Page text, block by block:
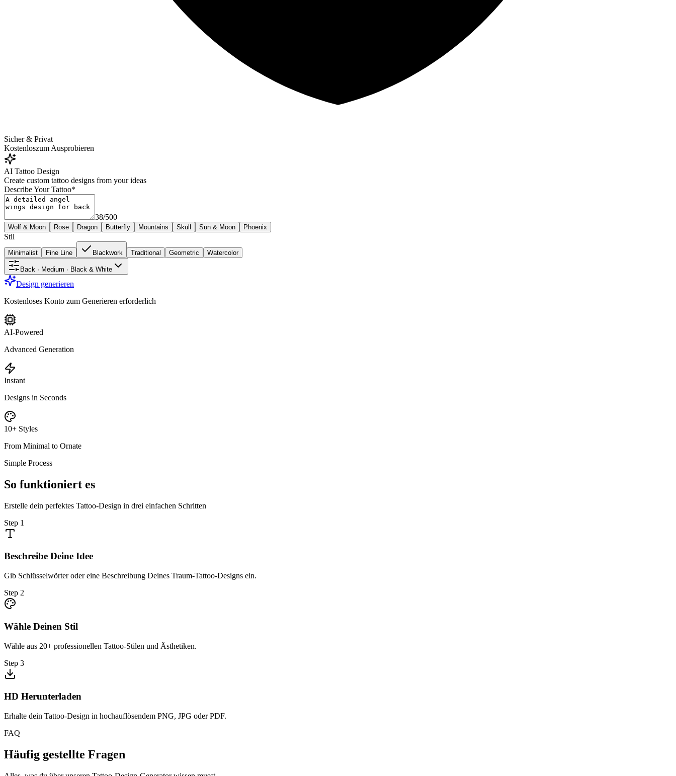
Sicher & Privat
Kostenloszum Ausprobieren
AI Tattoo Design
Create custom tattoo designs from your ideas
Describe Your Tattoo*
38/500
Wolf & Moon Rose Dragon Butterfly Mountains Skull Sun & Moon Phoenix
Stil
Minimalist Fine Line Blackwork Traditional Geometric Watercolor
Back · Medium · Black & White
Design generieren
Kostenloses Konto zum Generieren erforderlich
AI-Powered
Advanced Generation
Instant
Designs in Seconds
10+ Styles
From Minimal to Ornate
Simple Process
So funktioniert es
Erstelle dein perfektes Tattoo-Design in drei einfachen Schritten
Step 1
Beschreibe Deine Idee
Gib Schlüsselwörter oder eine Beschreibung Deines Traum-Tattoo-Designs ein.
Step 2
Wähle Deinen Stil
Wähle aus 20+ professionellen Tattoo-Stilen und Ästhetiken.
Step 3
HD Herunterladen
Erhalte dein Tattoo-Design in hochauflösendem PNG, JPG oder PDF.
FAQ
Häufig gestellte Fragen